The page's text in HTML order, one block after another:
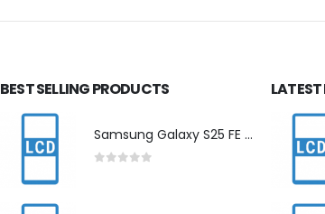
BEST SELLING PRODUCTS
Samsung Galaxy S25 FE scherm herstelling